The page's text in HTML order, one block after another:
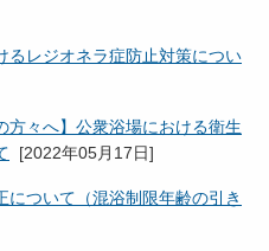
るレジオネラ症防止対策につい
方々へ】公衆浴場における衛生
[2022年05月17日]
ついて（混浴制限年齢の引き